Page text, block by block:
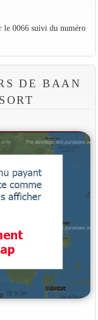
le 0066 suivi du numéro
DE BAAN